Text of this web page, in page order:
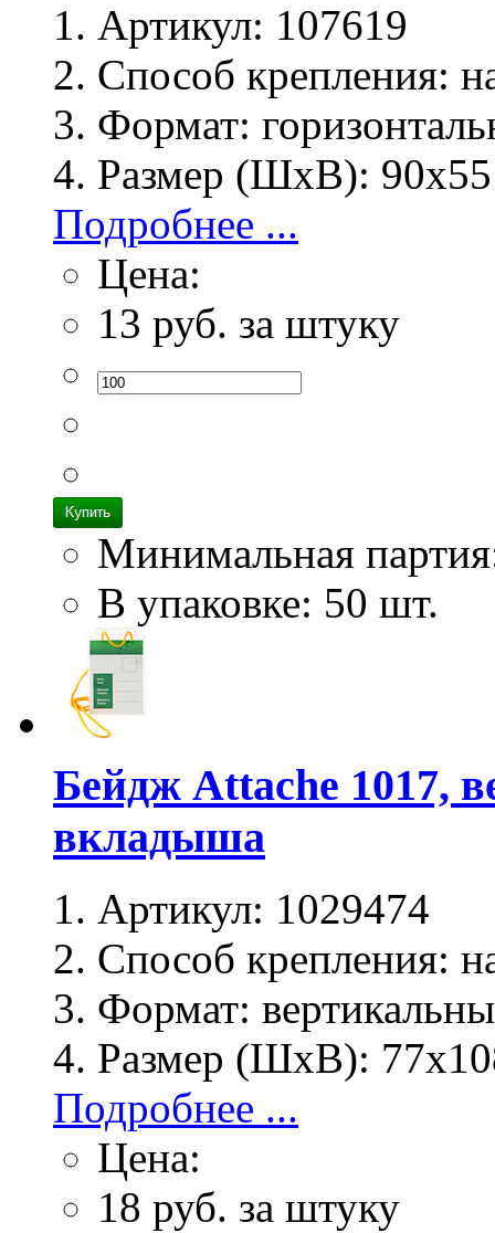
Артикул: 107619
Способ крепления:
Формат:
Размер (ШхВ):
Подробнее ...
Цена:
13 руб. за штуку
Минимальная
В упаковке: 50 шт.
Бейдж Attache 1017,
вкладыша
Артикул: 1029474
Способ крепления:
Формат:
Размер (ШхВ):
Подробнее ...
Цена:
18 руб. за штуку